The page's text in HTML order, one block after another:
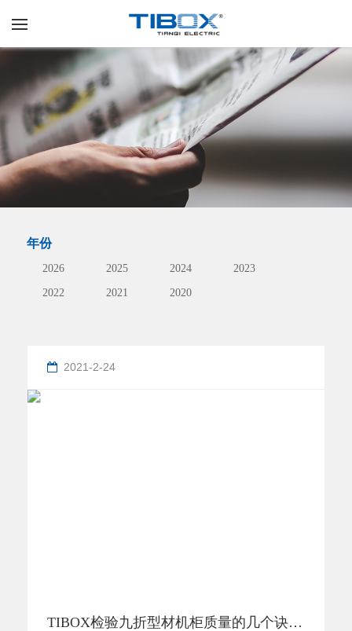
年份
2026 2025 2024 2023
2022 2021 2020
2021-2-24
TIBOX检验九折型材机柜质量的几个诀窍？